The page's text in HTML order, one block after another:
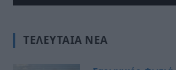
ΤΕΛΕΥΤΑΊΑ ΝΈΑ